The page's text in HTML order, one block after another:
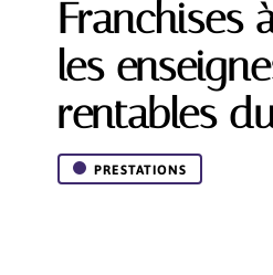
Franchises
les
rentables
PRESTATIONS